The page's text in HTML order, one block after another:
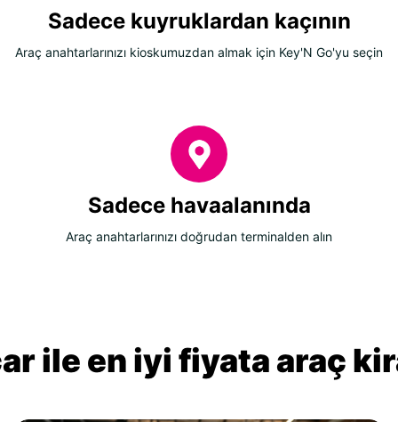
Sadece kuyruklardan kaçının
Araç anahtarlarınızı kioskumuzdan almak için Key'N Go'yu seçin
Sadece havaalanında
Araç anahtarlarınızı doğrudan terminalden alın
ile en iyi fiyata araç